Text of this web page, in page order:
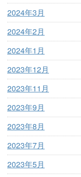
2024年3月
2024年2月
2024年1月
2023年12月
2023年11月
2023年9月
2023年8月
2023年7月
2023年5月